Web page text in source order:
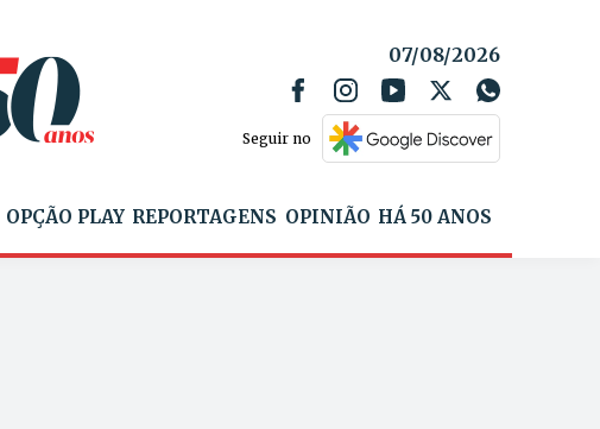
07/08/2026
Seguir no
OPÇÃO PLAY REPORTAGENS OPINIÃO HÁ 50 ANOS